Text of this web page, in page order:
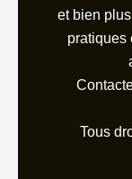
et bien
pratiques
Tous